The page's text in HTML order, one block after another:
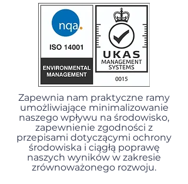
Zapewnia nam praktyczne ramy
umożliwiające minimalizowanie
naszego wpływu na środowisko,
zapewnienie zgodności z
przepisami dotyczącymi ochrony
środowiska i ciągłą poprawę
naszych wyników w zakresie
zrównoważonego rozwoju.